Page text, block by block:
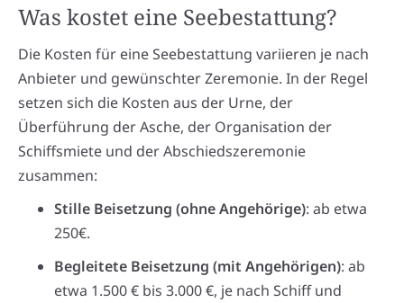
Was kostet eine Seebestattung?
Die Kosten für eine Seebestattung variieren je nach
Anbieter und gewünschter Zeremonie. In der Regel
setzen sich die Kosten aus der Urne, der
Überführung der Asche, der Organisation der
Schiffsmiete und der Abschiedszeremonie
zusammen:
Stille Beisetzung (ohne Angehörige): ab etwa
250€.
Begleitete Beisetzung (mit Angehörigen): ab
etwa 1.500 € bis 3.000 €, je nach Schiff und